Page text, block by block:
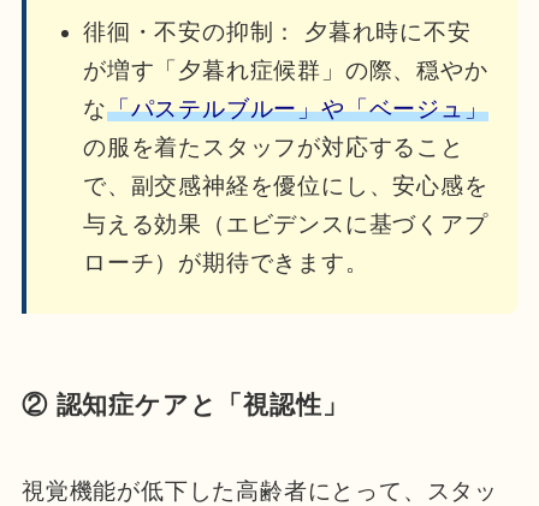
徘徊・不安の抑制： 夕暮れ時に不安
が増す「夕暮れ症候群」の際、穏やか
な「パステルブルー」や「ベージュ」
の服を着たスタッフが対応すること
で、副交感神経を優位にし、安心感を
与える効果（エビデンスに基づくアプ
ローチ）が期待できます。
② 認知症ケアと「視認性」
視覚機能が低下した高齢者にとって、スタッ